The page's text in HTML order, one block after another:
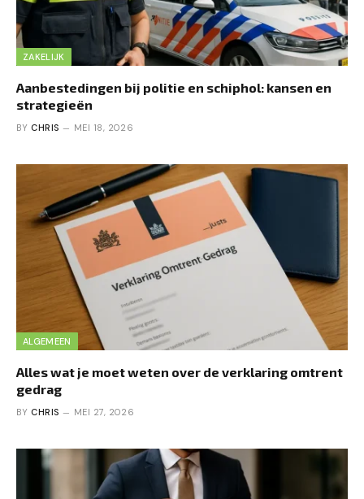
ZAKELIJK
Aanbestedingen bij politie en schiphol: kansen en
strategieën
BY CHRIS MEI 18, 2026
ALGEMEEN
Alles wat je moet weten over de verklaring omtrent
gedrag
BY CHRIS MEI 27, 2026